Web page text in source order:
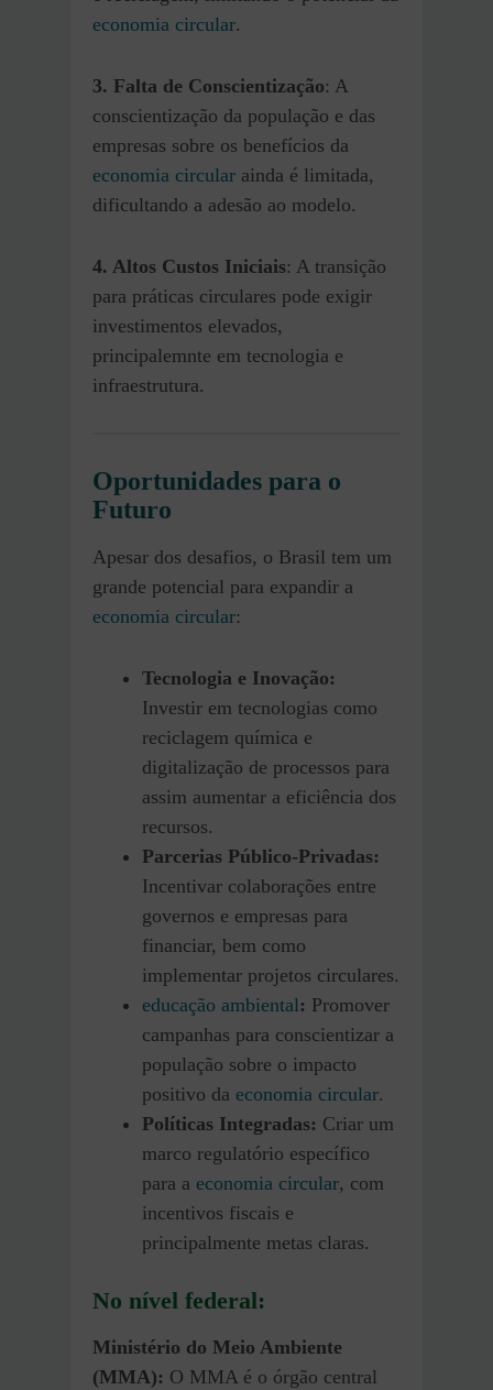
economia circular.
3. Falta de Conscientização: A
conscientização da população e das
empresas sobre os benefícios da
economia circular ainda é limitada,
dificultando a adesão ao modelo.
4. Altos Custos Iniciais: A transição
para práticas circulares pode exigir
investimentos elevados,
principalemnte em tecnologia e
infraestrutura.
Oportunidades para o
Futuro
Apesar dos desafios, o Brasil tem um
grande potencial para expandir a
economia circular:
Tecnologia e Inovação:
Investir em tecnologias como
reciclagem química e
digitalização de processos para
assim aumentar a eficiência dos
recursos.
Parcerias Público-Privadas:
Incentivar colaborações entre
governos e empresas para
financiar, bem como
implementar projetos circulares.
educação ambiental: Promover
campanhas para conscientizar a
população sobre o impacto
positivo da economia circular.
Políticas Integradas: Criar um
marco regulatório específico
para a economia circular, com
incentivos fiscais e
principalmente metas claras.
No nível federal:
Ministério do Meio Ambiente
(MMA): O MMA é o órgão central